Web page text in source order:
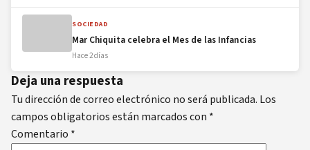
SOCIEDAD
Mar Chiquita celebra el Mes de las Infancias
Hace 2 días
Deja una respuesta
Tu dirección de correo electrónico no será publicada. Los
campos obligatorios están marcados con *
Comentario *